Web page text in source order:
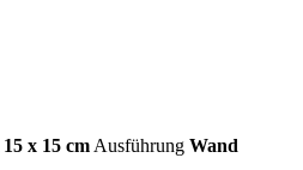
15 x 15 cm Ausführung Wand